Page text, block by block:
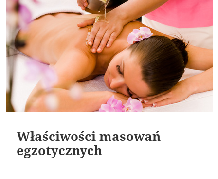
Właściwości masowań
egzotycznych